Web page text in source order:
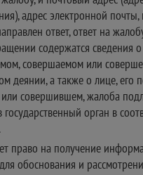
адрес электронной
ответ, ответ на
содержатся сведения о
совершаемом или
деянии, а также о лице, его
совершившем, жалоба
орган в
право на получение
обоснования и